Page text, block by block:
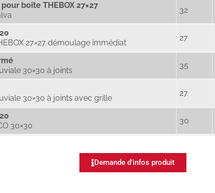
boîte THEBOX 27×27
32
27×27 démoulage immédiat
27
30×30 à joints
35
30×30 à joints avec grille
27
30×30
30
Demande d'infos produit